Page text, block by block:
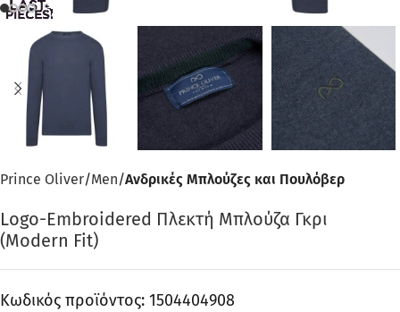
Prince Oliver Men Ανδρικές Μπλούζες και Πουλόβερ
Logo-Embroidered Πλεκτή Μπλούζα Γκρι
(Modern Fit)
Κωδικός προϊόντος: 1504404908